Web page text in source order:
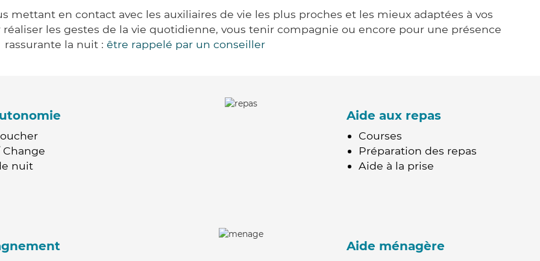
mettant en contact avec les auxiliaires de vie les plus proches et les mieux adaptées à vos
les gestes de la vie quotidienne, vous tenir compagnie ou encore pour une présence
rassurante la nuit : être rappelé par un conseiller
nuit
Aide aux repas
Courses
Préparation des repas
Aide à la prise
Aide ménagère